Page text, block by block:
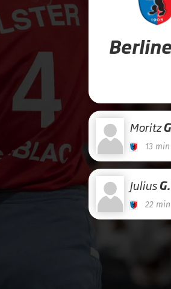
Moritz
13 min
JuliusG.
22 min